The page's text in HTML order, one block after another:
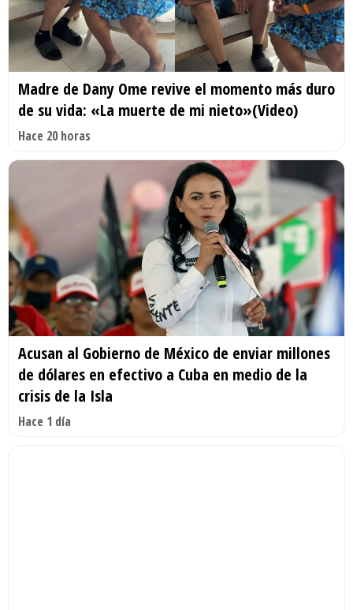
Madre de Dany Ome revive el momento más duro
de su vida: «La muerte de mi nieto»(Video)
Hace 20 horas
Acusan al Gobierno de México de enviar millones
de dólares en efectivo a Cuba en medio de la
crisis de la Isla
Hace 1 día